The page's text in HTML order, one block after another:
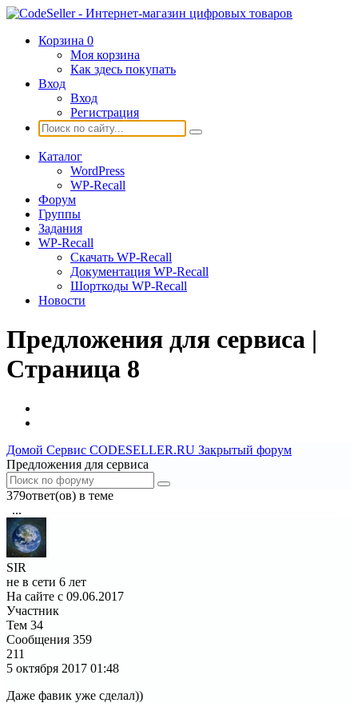
Корзина 0
Моя корзина
Как здесь покупать
Вход
Вход
Регистрация
Каталог
WordPress
WP-Recall
Форум
Группы
Задания
WP-Recall
Скачать WP-Recall
Документация WP-Recall
Шорткоды WP-Recall
Новости
Предложения для сервиса |
Страница 8
Домой Сервис CODESELLER.RU Закрытый форум
Предложения для сервиса
379ответ(ов) в теме
...
SIR
не в сети 6 лет
На сайте с 09.06.2017
Участник
Тем 34
Сообщения 359
211
5 октября 2017 01:48
Даже фавик уже сделал))